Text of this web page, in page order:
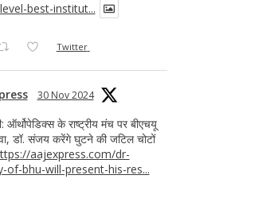
best-institut...
Twitter
30 Nov 2024
ऑर्थोपेडिक्स के राष्ट्रीय मंच पर बीएचयू
डॉ. संजय करेंगे घुटने की जटिल चोटों
aajexpress.com/dr-
of-bhu-will-present-his-res...